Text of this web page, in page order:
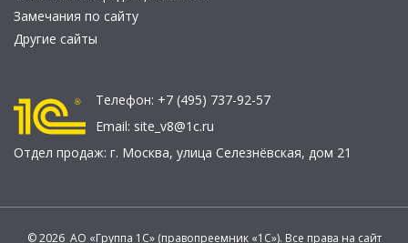
Замечания по сайту
Другие сайты
Телефон: +7 (495) 737-92-57
Email: site_v8@1c.ru
Отдел продаж: г. Москва, улица Селезнёвская, дом 21
© 2026 АО «Группа 1С» (правопреемник «1С»). Все права на сайт